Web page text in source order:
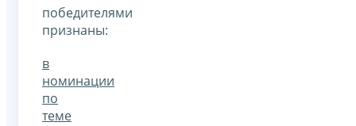
победителями
признаны:
в
номинации
по
теме